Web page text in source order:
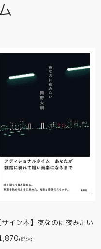
サイン本】夜なのに夜みたい
1,870(税込)